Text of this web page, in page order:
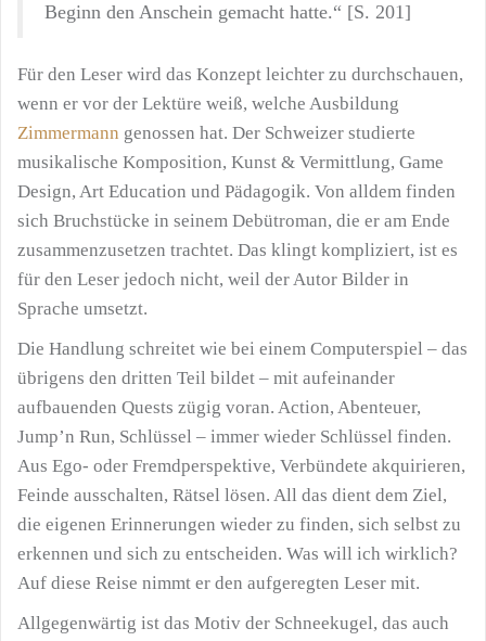
Beginn den Anschein gemacht hatte.“ [S. 201]
Für den Leser wird das Konzept leichter zu durchschauen,
wenn er vor der Lektüre weiß, welche Ausbildung
Zimmermann genossen hat. Der Schweizer studierte
musikalische Komposition, Kunst & Vermittlung, Game
Design, Art Education und Pädagogik. Von alldem finden
sich Bruchstücke in seinem Debütroman, die er am Ende
zusammenzusetzen trachtet. Das klingt kompliziert, ist es
für den Leser jedoch nicht, weil der Autor Bilder in
Sprache umsetzt.
Die Handlung schreitet wie bei einem Computerspiel – das
übrigens den dritten Teil bildet – mit aufeinander
aufbauenden Quests zügig voran. Action, Abenteuer,
Jump’n Run, Schlüssel – immer wieder Schlüssel finden.
Aus Ego- oder Fremdperspektive, Verbündete akquirieren,
Feinde ausschalten, Rätsel lösen. All das dient dem Ziel,
die eigenen Erinnerungen wieder zu finden, sich selbst zu
erkennen und sich zu entscheiden. Was will ich wirklich?
Auf diese Reise nimmt er den aufgeregten Leser mit.
Allgegenwärtig ist das Motiv der Schneekugel, das auch